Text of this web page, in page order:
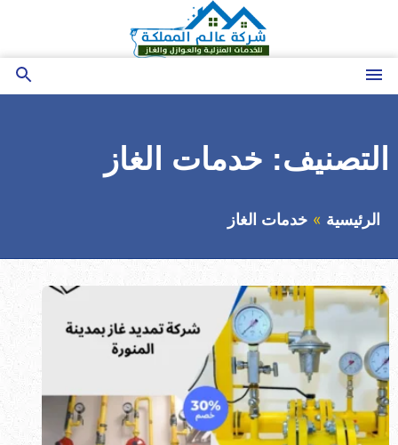
المحتوى
القائمة
بحث
التصنيف: خدمات الغاز
الرئيسية خدمات الغاز